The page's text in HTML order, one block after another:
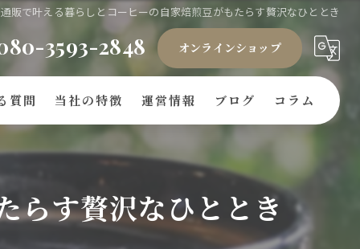
通販で叶える暮らしとコーヒーの自家焙煎豆がもたらす贅沢なひととき
3593-2848 オンラインショップ
質問 当社の特徴
ギフト
豆
運営情報 ブログ コラム
らす贅沢なひととき